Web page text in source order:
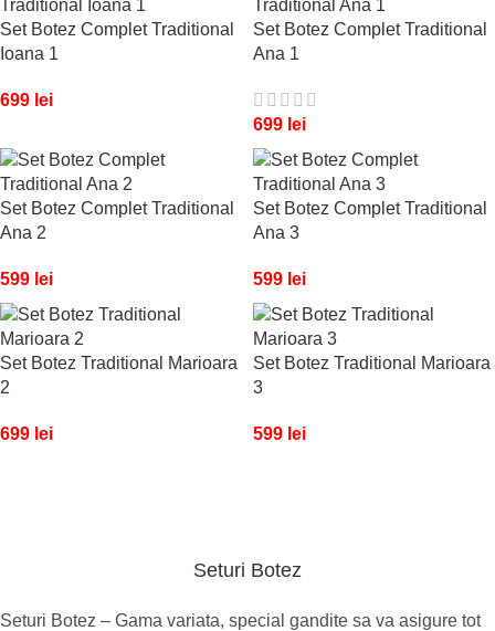
Set Botez Complet Traditional
Ioana 1
699 lei
Set Botez Complet Traditional
Ana 1
699 lei
Set Botez Complet Traditional
Ana 2
599 lei
Set Botez Complet Traditional
Ana 3
599 lei
Set Botez Traditional Marioara
2
699 lei
Set Botez Traditional Marioara
3
599 lei
Seturi Botez
Seturi Botez – Gama variata, special gandite sa va asigure tot